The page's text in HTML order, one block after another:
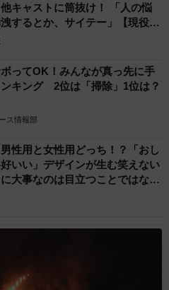
ストに筒抜け！ 「人の悩
するとか、サイテー」【現役キ
ってOK！みんなが真っ先に手
キング 2位は「掃除」1位は？
ス情報部
性用と女性用どっち！？「おし
いい」デザインが生む笑えない
大事なのは目立つことではな